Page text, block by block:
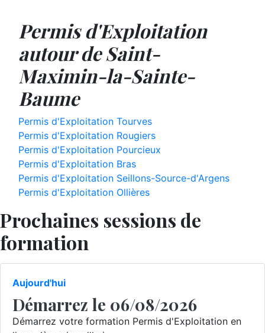
Permis d'Exploitation
autour de Saint-
Maximin-la-Sainte-
Baume
Permis d'Exploitation Tourves
Permis d'Exploitation Rougiers
Permis d'Exploitation Pourcieux
Permis d'Exploitation Bras
Permis d'Exploitation Seillons-Source-d'Argens
Permis d'Exploitation Ollières
Prochaines sessions de
formation
Aujourd'hui
Démarrez le 06/08/2026
Démarrez votre formation Permis d'Exploitation en